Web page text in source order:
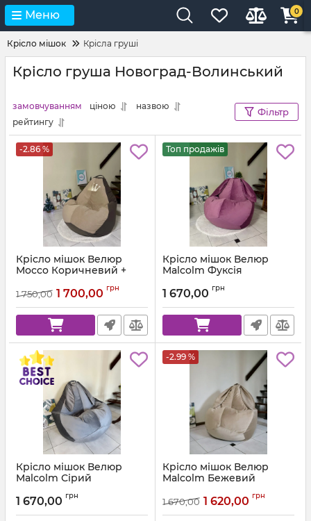
Меню 0
Крісло мішок Крісла груші
Крісло груша Новоград-Волинський
замовчуванням ціною
назвою
рейтингу
Фільтр
-2.86 %
Крісло мішок Велюр
Mocco Коричневий +
Корона
1 750,00 1 700,00 грн
Топ продажів
Крісло мішок Велюр
Malcolm Фуксія
1 670,00 грн
Крісло мішок Велюр
Malcolm Сірий
1 670,00 грн
-2.99 %
Крісло мішок Велюр
Malcolm Бежевий
1 670,00 1 620,00 грн